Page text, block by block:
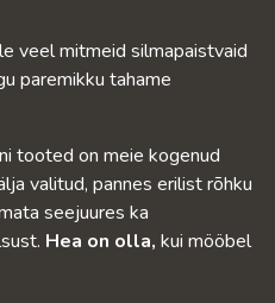
veel mitmeid silmapaistvaid
paremikku tahame
tooted on meie kogenud
valitud, pannes erilist rõhku
seejuures ka
Hea on olla, kui mööbel